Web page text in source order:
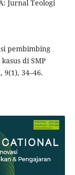
Jurnal Teologi
pembimbing
di SMP
34–46.